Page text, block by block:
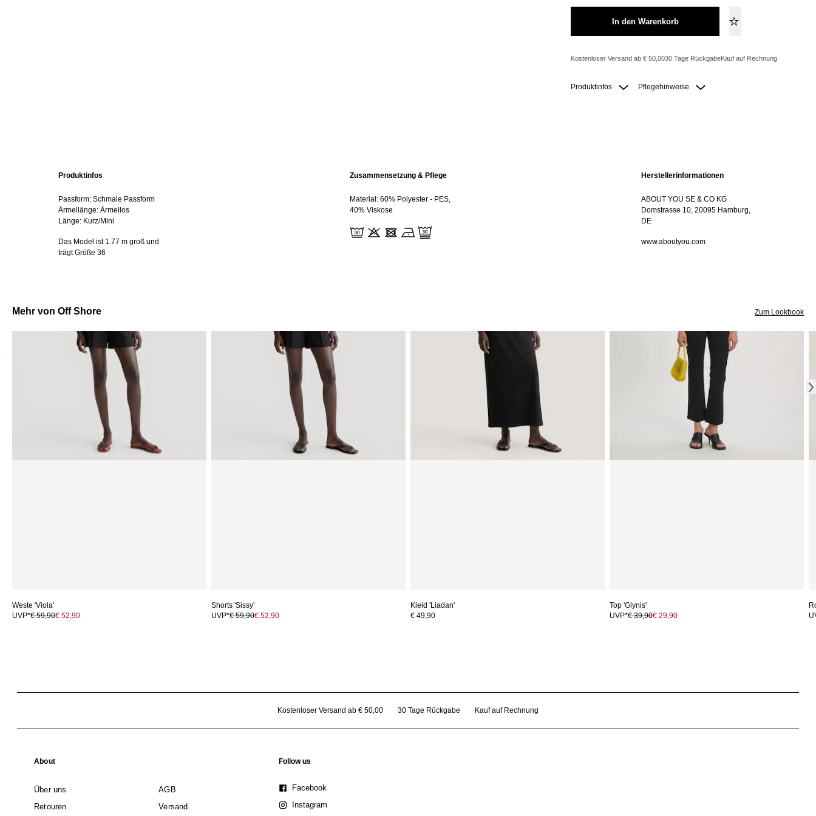
In den Warenkorb
Kostenloser Versand ab € 50,0030 Tage RückgabeKauf auf Rechnung
Produktinfos Pflegehinweise
Produktinfos
Passform: Schmale Passform
Ärmellänge: Ärmellos
Länge: Kurz/Mini
Das Model ist 1.77 m groß und
trägt Größe 36
Zusammensetzung & Pflege
Material: 60% Polyester - PES,
40% Viskose
Herstellerinformationen
ABOUT YOU SE & CO KG
Domstrasse 10, 20095 Hamburg,
DE
www.aboutyou.com
Mehr von Off Shore Zum Lookbook
Weste 'Viola'
UVP*€ 59,90€ 52,90
Shorts 'Sissy'
UVP*€ 59,90€ 52,90
Kleid 'Liadan'
€ 49,90
Top 'Glynis'
UVP*€ 39,90€ 29,90
Kostenloser Versand ab € 50,00 30 Tage Rückgabe Kauf auf Rechnung
About
Über uns
AGB
Retouren
Versand
Follow us
Facebook
Instagram